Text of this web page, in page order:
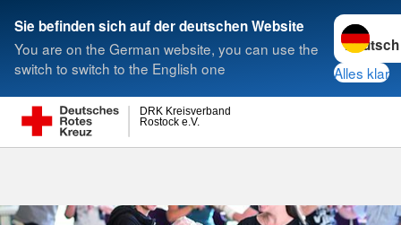
Sie befinden sich auf der deutschen Website
You are on the German website, you can use the
switch to switch to the English one
Sprache
Alles klar
Rostock e.V.
DRK Kreisverband
Suche